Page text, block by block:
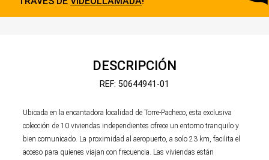
DESCRIPCIÓN
REF: 50644941-01
Ubicada en la encantadora localidad de Torre-Pacheco, esta exclusiva
colección de 10 viviendas independientes ofrece un entorno tranquilo y
bien comunicado. La proximidad al aeropuerto, a solo 23 km, facilita el
acceso para quienes viajan con frecuencia. Las viviendas están